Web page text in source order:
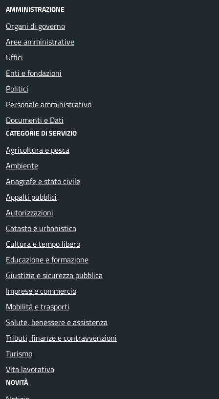
AMMINISTRAZIONE
Organi di governo
Aree amministrative
Uffici
Enti e fondazioni
Politici
Personale amministrativo
Documenti e Dati
CATEGORIE DI SERVIZIO
Agricoltura e pesca
Ambiente
Anagrafe e stato civile
Appalti pubblici
Autorizzazioni
Catasto e urbanistica
Cultura e tempo libero
Educazione e formazione
Giustizia e sicurezza pubblica
Imprese e commercio
Mobilità e trasporti
Salute, benessere e assistenza
Tributi, finanze e contravvenzioni
Turismo
Vita lavorativa
NOVITÀ